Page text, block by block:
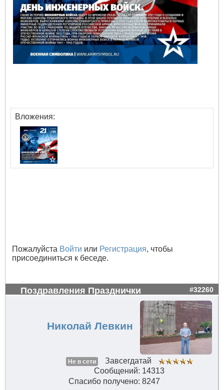
Вложения:
Пожалуйста Войти или Регистрация, чтобы
присоединиться к беседе.
Поздравления Празднички #32260
Николай Левкин
Не в сети
Завсегдатай
Сообщений: 14313
Спасибо получено: 8247